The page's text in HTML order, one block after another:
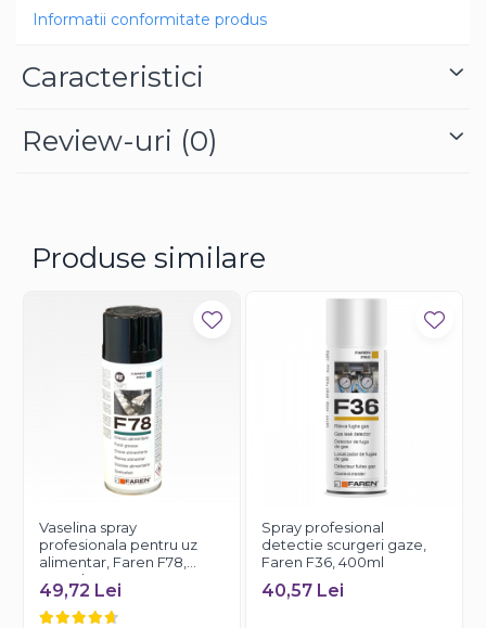
- Imbunatateste finisajele si evita defectele
Cum se utilizeaza Faren F71?
Agitati aerosolul si pulverizati produsul direct pe
Informatii conformitate produs
Caracteristici
Review-uri (0)
Produse similare
Vaselina spray
profesionala pentru uz
alimentar, Faren F78,
400ml
49,72 Lei
Spray profesional
detectie scurgeri gaze,
Faren F36, 400ml
40,57 Lei